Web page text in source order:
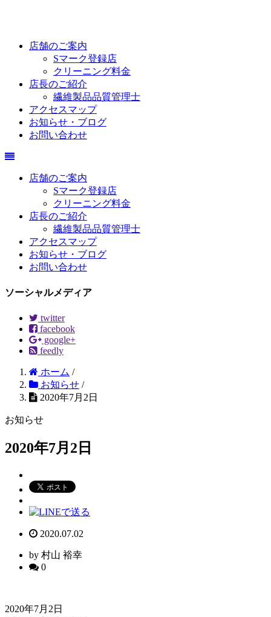
店舗のご案内
Sマーク登録店
クリーニング料金
店長のご紹介
繊維製品品質管理士
アクセスマップ
お知らせ・ブログ
お問い合わせ
店舗のご案内
Sマーク登録店
クリーニング料金
店長のご紹介
繊維製品品質管理士
アクセスマップ
お知らせ・ブログ
お問い合わせ
ソーシャルメディア
twitter
facebook
google+
feedly
ホーム /
お知らせ /
2020年7月2日
お知らせ
2020年7月2日
2020.07.02
by 村山 裕幸
0
2020年7月2日